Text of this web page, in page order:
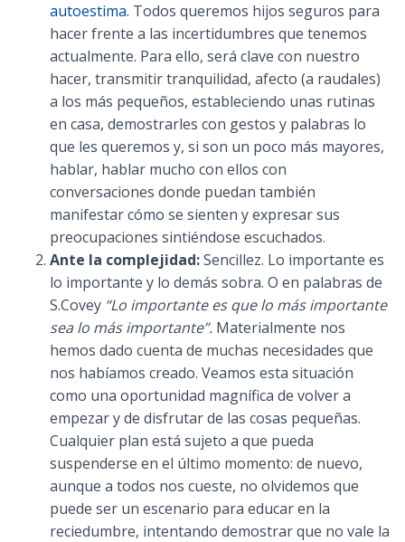
autoestima. Todos queremos hijos seguros para
hacer frente a las incertidumbres que tenemos
actualmente. Para ello, será clave con nuestro
hacer, transmitir tranquilidad, afecto (a raudales)
a los más pequeños, estableciendo unas rutinas
en casa, demostrarles con gestos y palabras lo
que les queremos y, si son un poco más mayores,
hablar, hablar mucho con ellos con
conversaciones donde puedan también
manifestar cómo se sienten y expresar sus
preocupaciones sintiéndose escuchados.
Ante la complejidad:Sencillez. Lo importante es
lo importante y lo demás sobra. O en palabras de
S.Covey “Lo importante es que lo más importante
sea lo más importante”. Materialmente nos
hemos dado cuenta de muchas necesidades que
nos habíamos creado. Veamos esta situación
como una oportunidad magnífica de volver a
empezar y de disfrutar de las cosas pequeñas.
Cualquier plan está sujeto a que pueda
suspenderse en el último momento: de nuevo,
aunque a todos nos cueste, no olvidemos que
puede ser un escenario para educar en la
reciedumbre, intentando demostrar que no vale la